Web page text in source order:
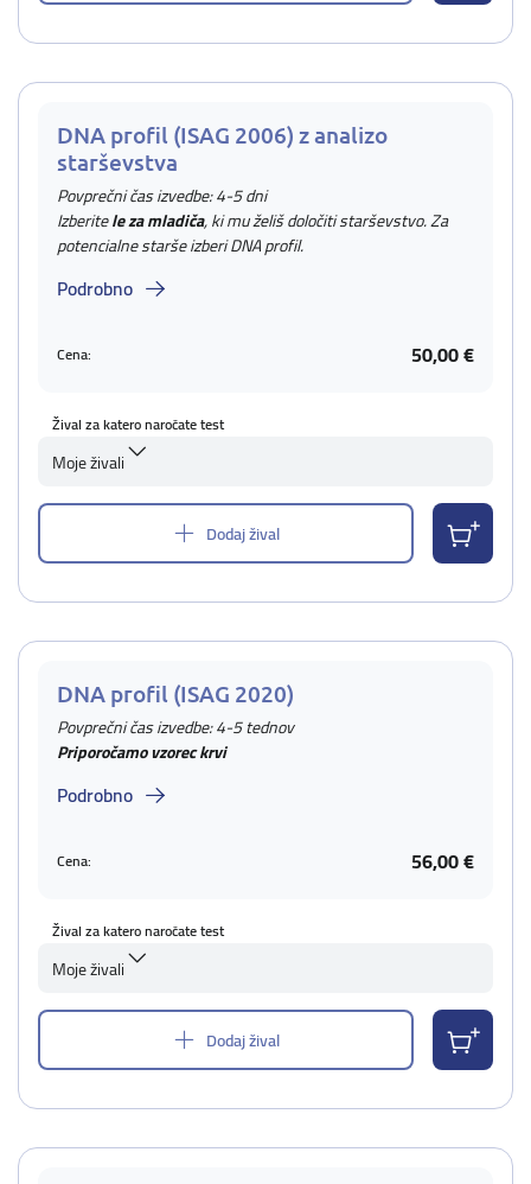
DNA profil (ISAG 2006) z analizo
starševstva
Povprečni čas izvedbe: 4-5 dni
Izberitele za mladiča, ki mu želiš določiti starševstvo. Za
potencialne starše izberi DNA profil.
Podrobno
Cena: 50,00 €
Žival za katero naročate test
Moje živali
Dodaj žival
DNA profil (ISAG 2020)
Povprečni čas izvedbe: 4-5 tednov
Priporočamo vzorec krvi
Podrobno
Cena: 56,00 €
Žival za katero naročate test
Moje živali
Dodaj žival